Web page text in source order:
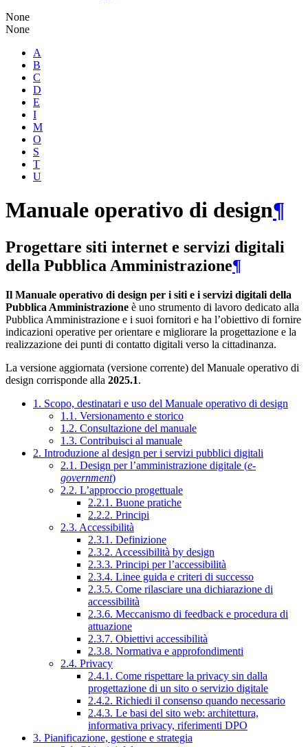
None
None
A
B
C
D
E
I
M
O
S
T
U
Manuale operativo di design¶
Progettare siti internet e servizi digitali
della Pubblica Amministrazione¶
Il Manuale operativo di design per i siti e i servizi digitali della
Pubblica Amministrazione è uno strumento di lavoro dedicato alla
Pubblica Amministrazione e i suoi fornitori e ha l’obiettivo di fornire
indicazioni operative per orientare e migliorare la progettazione e la
realizzazione dei punti di contatto digitali verso la cittadinanza.
La versione aggiornata (versione corrente) del Manuale operativo di
design corrisponde alla 2025.1.
1. Scopo, destinatari e uso del Manuale operativo di design
1.1. Versionamento e storico
1.2. Consultazione del manuale
1.3. Contribuisci al manuale
2. Introduzione al design per i servizi pubblici digitali
2.1. Design per l’amministrazione digitale (e-
government)
2.2. L’approccio progettuale
2.2.1. Buone pratiche
2.2.2. Principi
2.3. Accessibilità
2.3.1. Definizione
2.3.2. Accessibilità by design
2.3.3. Principi per l’accessibilità
2.3.4. Linee guida e criteri di successo
2.3.5. Come rilasciare una dichiarazione di
accessibilità
2.3.6. Meccanismo di feedback e procedura di
attuazione
2.3.7. Obiettivi accessibilità
2.3.8. Normativa e approfondimenti
2.4. Privacy
2.4.1. Come rispettare la privacy sin dalla
progettazione di un sito o servizio digitale
2.4.2. Richiedi il consenso quando necessario
2.4.3. Le basi del sito web: architettura,
informativa privacy, riferimenti DPO
3. Pianificazione, gestione e strategia